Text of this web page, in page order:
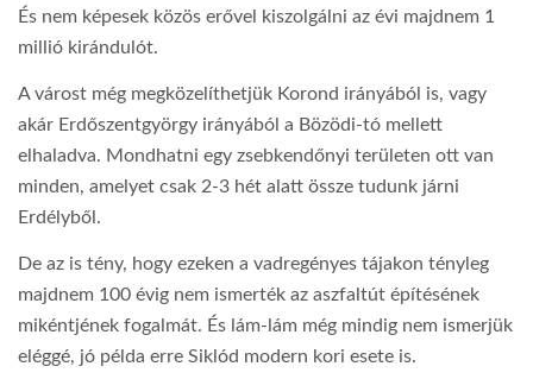
És nem képesek közös erővel kiszolgálni az évi majdnem 1
millió kirándulót.
A várost még megközelíthetjük Korond irányából is, vagy
akár Erdőszentgyörgy irányából a Bözödi-tó mellett
elhaladva. Mondhatni egy zsebkendőnyi területen ott van
minden, amelyet csak 2-3 hét alatt össze tudunk járni
Erdélyből.
De az is tény, hogy ezeken a vadregényes tájakon tényleg
majdnem 100 évig nem ismerték az aszfaltút építésének
mikéntjének fogalmát. És lám-lám még mindig nem ismerjük
eléggé, jó példa erre Siklód modern kori esete is.